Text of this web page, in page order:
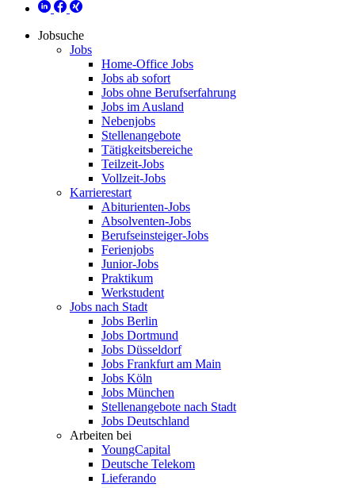
Jobsuche
Jobs
Home-Office Jobs
Jobs ab sofort
Jobs ohne Berufserfahrung
Jobs im Ausland
Nebenjobs
Stellenangebote
Tätigkeitsbereiche
Teilzeit-Jobs
Vollzeit-Jobs
Karrierestart
Abiturienten-Jobs
Absolventen-Jobs
Berufseinsteiger-Jobs
Ferienjobs
Junior-Jobs
Praktikum
Werkstudent
Jobs nach Stadt
Jobs Berlin
Jobs Dortmund
Jobs Düsseldorf
Jobs Frankfurt am Main
Jobs Köln
Jobs München
Stellenangebote nach Stadt
Jobs Deutschland
Arbeiten bei
YoungCapital
Deutsche Telekom
Lieferando